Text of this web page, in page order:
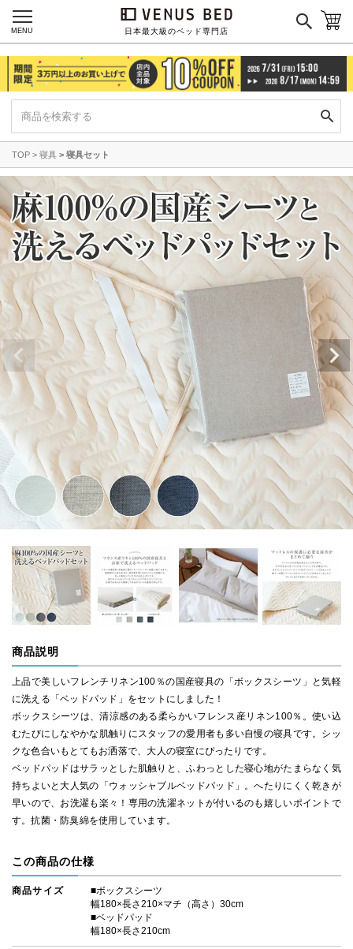
日本最大級のベッド専門店
MENU
TOP 寝具 寝具セット
商品説明
上品で美しいフレンチリネン100％の国産寝具の「ボックスシーツ」と気軽
に洗える「ベッドパッド」をセットにしました！
ボックスシーツは、清涼感のある柔らかいフレンス産リネン100％。使い込
むたびにしなやかな肌触りにスタッフの愛用者も多い自慢の寝具です。シッ
クな色合いもとてもお洒落で、大人の寝室にぴったりです。
ベッドパッドはサラッとした肌触りと、ふわっとした寝心地がたまらなく気
持ちよいと大人気の「ウォッシャブルベッドパッド」。へたりにくく乾きが
早いので、お洗濯も楽々！専用の洗濯ネットが付いるのも嬉しいポイントで
す。抗菌・防臭綿を使用しています。
この商品の仕様
商品サイズ
■ボックスシーツ
幅180×長さ210×マチ（高さ）30cm
■ベッドパッド
幅180×長さ210cm